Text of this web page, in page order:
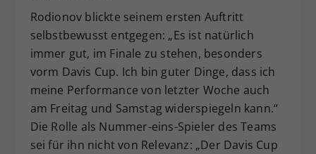
Rodionov blickte seinem ersten Auftritt
selbstbewusst entgegen: „Es ist natürlich
immer gut, im Finale zu stehen, besonders
vorm Davis Cup. Ich bin guter Dinge, dass ich
meine Performance von letzter Woche auch
am Freitag und Samstag widerspiegeln kann.“
Die Rolle als Nummer-eins-Spieler des Teams
sei für ihn nicht von Relevanz: „Der Davis Cup